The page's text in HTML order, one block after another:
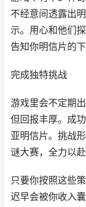
不经意间透露出
示。用心和他们
告知你明信片的
完成独特挑战
游戏里会不定期
但回报丰厚。成
亚明信片。挑战
谜大赛，全力以
只要你按照这些
迟早会被你收入